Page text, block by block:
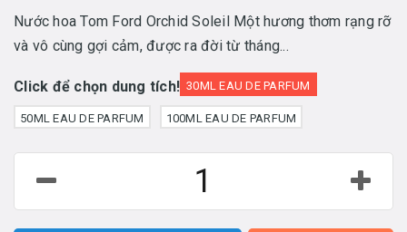
Nước hoa Tom Ford Orchid Soleil Một hương thơm rạng rỡ
và vô cùng gợi cảm, được ra đời từ tháng...
Click để chọn dung tích! 30ML EAU DE PARFUM
50ML EAU DE PARFUM 100ML EAU DE PARFUM